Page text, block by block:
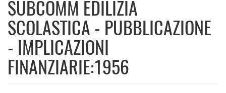
SUBCOMM EDILIZIA
SCOLASTICA - PUBBLICAZIONE
- IMPLICAZIONI
FINANZIARIE:1956